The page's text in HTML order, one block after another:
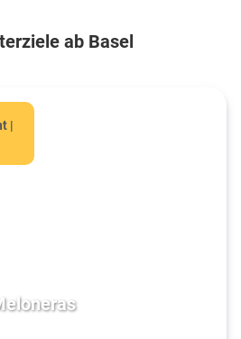
ab Basel
|